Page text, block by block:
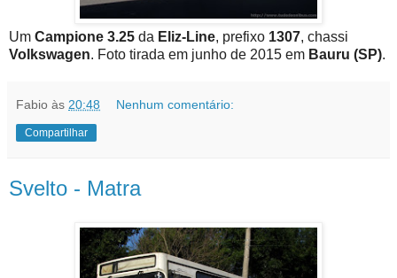
Um Campione 3.25 da Eliz-Line, prefixo 1307, chassi
Volkswagen. Foto tirada em junho de 2015 em Bauru (SP).
Fabio às 20:48 Nenhum comentário:
Compartilhar
Svelto - Matra